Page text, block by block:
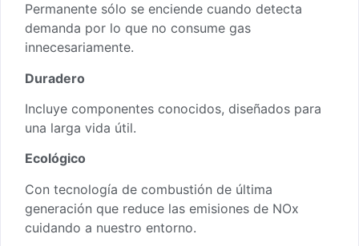
Permanente sólo se enciende cuando detecta
demanda por lo que no consume gas
innecesariamente.
Duradero
Incluye componentes conocidos, diseñados para
una larga vida útil.
Ecológico
Con tecnología de combustión de última
generación que reduce las emisiones de NOx
cuidando a nuestro entorno.